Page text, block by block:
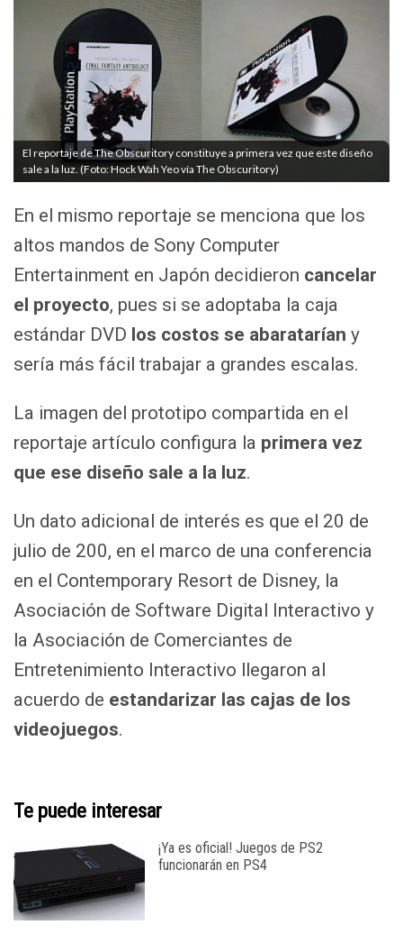
El reportaje de The Obscuritory constituye a primera vez que este diseño
sale a la luz. (Foto: Hock Wah Yeo vía The Obscuritory)
En el mismo reportaje se menciona que los
altos mandos de Sony Computer
Entertainment en Japón decidieron cancelar
el proyecto, pues si se adoptaba la caja
estándar DVD los costos se abaratarían y
sería más fácil trabajar a grandes escalas.
La imagen del prototipo compartida en el
reportaje artículo configura la primera vez
que ese diseño sale a la luz.
Un dato adicional de interés es que el 20 de
julio de 200, en el marco de una conferencia
en el Contemporary Resort de Disney, la
Asociación de Software Digital Interactivo y
la Asociación de Comerciantes de
Entretenimiento Interactivo llegaron al
acuerdo de estandarizar las cajas de los
videojuegos.
Te puede interesar
¡Ya es oficial! Juegos de PS2
funcionarán en PS4